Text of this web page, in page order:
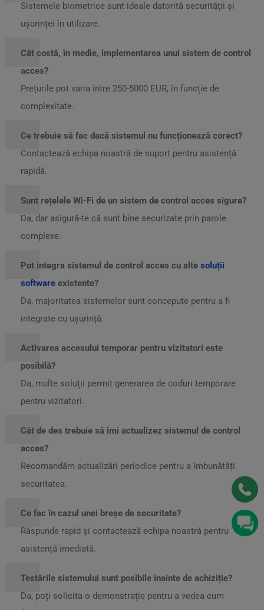
Sistemele biometrice sunt ideale datorită securității și
ușurinței în utilizare.
Cât costă, în medie, implementarea unui sistem de control
acces?
Prețurile pot varia între 250-5000 EUR, în funcție de
complexitate.
Ce trebuie să fac dacă sistemul nu funcționează corect?
Contactează echipa noastră de suport pentru asistență
rapidă.
Sunt rețelele Wi-Fi de un sistem de control acces sigure?
Da, dar asigură-te că sunt bine securizate prin parole
complexe.
Pot integra sistemul de control acces cu alte soluții
software existente?
Da, majoritatea sistemelor sunt concepute pentru a fi
integrate cu ușurință.
Activarea accesului temporar pentru vizitatori este
posibilă?
Da, multe soluții permit generarea de coduri temporare
pentru vizitatori.
Cât de des trebuie să îmi actualizez sistemul de control
acces?
Recomandăm actualizări periodice pentru a îmbunătăți
securitatea.
Ce fac în cazul unei breșe de securitate?
Răspunde rapid și contactează echipa noastră pentru
asistență imediată.
Testările sistemului sunt posibile înainte de achiziție?
Da, poți solicita o demonstrație pentru a vedea cum